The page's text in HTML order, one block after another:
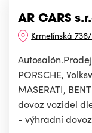
AR CARS
Krmelínská
PORSCHE,
MASERATI,
dovoz vozidel
- výhradní